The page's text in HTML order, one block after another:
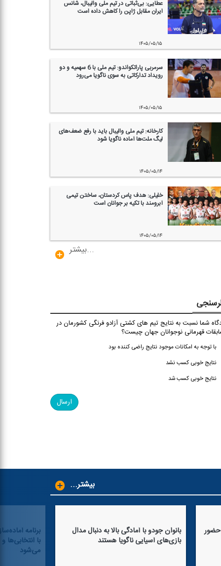
عطایی: بی‌ثباتی در تیم ملی والیبال، شانس
ایران مقابل ژاپن را كاهش داده است
۱۴۰۵/۰۵/۱۵
سرمربی پاراتكواندو: تیم ملی با 6 سهمیه و دو
رویداد تداركاتی به سوی ناگویا می‌رود
۱۴۰۵/۰۵/۱۵
كارخانه: تیم ملی والیبال باید با رفع ضعف‌های
لیگ ملت‌ها آماده ناگویا شود
۱۴۰۵/۰۵/۱۴
خلیلی: هدف پاس كردستان، ساختن تیمی
آبرومند با تكیه بر جوانان است
۱۴۰۵/۰۵/۱۴
...بیشتر
شما نسبت به نتایج تیم های کشتی آزادو فرنگی کشورمان در
قهرمانی نوجوانان جهان چیست؟
با توجه به امکانات موجود نتایج راضی کننده بود
نتایج خوبی کسب نشد
نتایج خوبی کسب شد
...بیشتر
حضور
بانوان جودو با آمادگی بالا به دنبال مدال
بازی‌های آسیایی ناگویا هستند
برنامه
با انتخابی‌ها
می‌شود